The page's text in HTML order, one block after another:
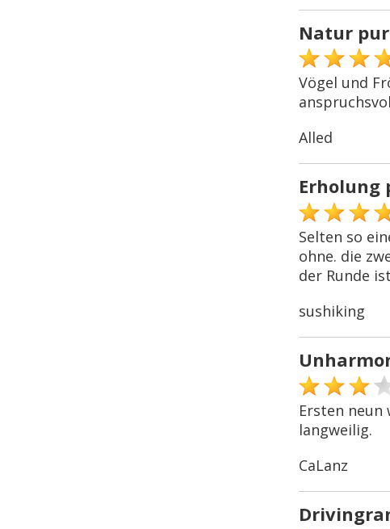
Natur pur
Vögel und
Alled
Erholung
Selten so
ohne. die
der Runde
sushiking
Ersten neun
langweilig.
CaLanz